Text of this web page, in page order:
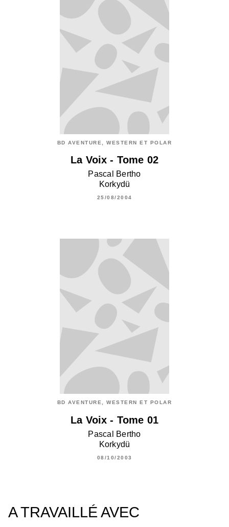
BD AVENTURE, WESTERN ET POLAR
La Voix - Tome 02
Pascal Bertho
Korkydü
25/08/2004
BD AVENTURE, WESTERN ET POLAR
La Voix - Tome 01
Pascal Bertho
Korkydü
08/10/2003
A TRAVAILLÉ AVEC